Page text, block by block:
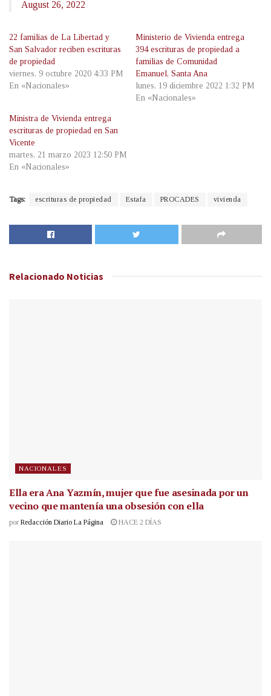
August 26, 2022
22 familias de La Libertad y
San Salvador reciben escrituras
de propiedad
viernes, 9 octubre 2020 4:33 PM
En «Nacionales»
Ministerio de Vivienda entrega
394 escrituras de propiedad a
familias de Comunidad
Emanuel, Santa Ana
lunes, 19 diciembre 2022 1:32 PM
En «Nacionales»
Ministra de Vivienda entrega
escrituras de propiedad en San
Vicente
martes, 21 marzo 2023 12:50 PM
En «Nacionales»
Tags: escrituras de propiedad Estafa PROCADES vivienda
Relacionado Noticias
NACIONALES
Ella era Ana Yazmín, mujer que fue asesinada por un
vecino que mantenía una obsesión con ella
por Redacción Diario La Página HACE 2 DÍAS